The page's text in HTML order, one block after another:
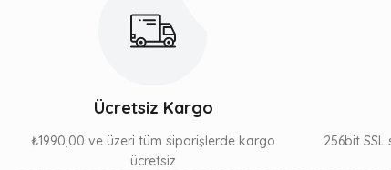
Ücretsiz Kargo
₺1990,00 ve üzeri tüm siparişlerde kargo
ücretsiz
256bit SSL